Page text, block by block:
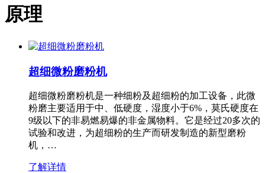
原理
超细微粉磨粉机
超细微粉磨粉机是一种细粉及超细粉的加工设备，此微
粉磨主要适用于中、低硬度，湿度小于6%，莫氏硬度在
9级以下的非易燃易爆的非金属物料。它是经过20多次的
试验和改进，为超细粉的生产而研发制造的新型磨粉
机，…
了解详情